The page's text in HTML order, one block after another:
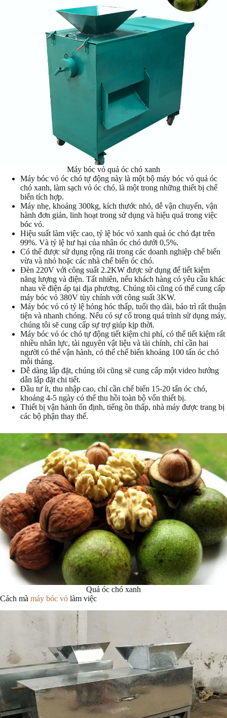
Máy bóc vỏ quả óc chó xanh
Máy bóc vỏ óc chó tự động này là một bộ máy bóc vỏ quả óc
chó xanh, làm sạch vỏ óc chó, là một trong những thiết bị chế
biến tích hợp.
Máy nhẹ, khoảng 300kg, kích thước nhỏ, dễ vận chuyển, vận
hành đơn giản, linh hoạt trong sử dụng và hiệu quả trong việc
bóc vỏ.
Hiệu suất làm việc cao, tỷ lệ bóc vỏ xanh quả óc chó đạt trên
99%. Và tỷ lệ hư hại của nhân óc chó dưới 0,5%.
Có thể được sử dụng rộng rãi trong các doanh nghiệp chế biến
vừa và nhỏ hoặc các nhà chế biến óc chó.
Đèn 220V với công suất 2.2KW được sử dụng để tiết kiệm
năng lượng và điện. Tất nhiên, nếu khách hàng có yêu cầu khác
nhau về điện áp tại địa phương. Chúng tôi cũng có thể cung cấp
máy bóc vỏ 380V tùy chỉnh với công suất 3KW.
Máy bóc vỏ có tỷ lệ hỏng hóc thấp, tuổi thọ dài, bảo trì rất thuận
tiện và nhanh chóng. Nếu có sự cố trong quá trình sử dụng máy,
chúng tôi sẽ cung cấp sự trợ giúp kịp thời.
Máy bóc vỏ óc chó tự động tiết kiệm chi phí, có thể tiết kiệm rất
nhiều nhân lực, tài nguyên vật liệu và tài chính, chỉ cần hai
người có thể vận hành, có thể chế biến khoảng 100 tấn óc chó
mỗi tháng.
Dễ dàng lắp đặt, chúng tôi cũng sẽ cung cấp một video hướng
dẫn lắp đặt chi tiết.
Đầu tư ít, thu nhập cao, chỉ cần chế biến 15-20 tấn óc chó,
khoảng 4-5 ngày có thể thu hồi toàn bộ vốn thiết bị.
Thiết bị vận hành ổn định, tiếng ồn thấp, nhà máy được trang bị
các bộ phận thay thế.
Quả óc chó xanh
Cách mà máy bóc vỏ làm việc